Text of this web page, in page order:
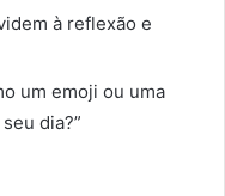
à reflexão e
um emoji ou uma
dia?”